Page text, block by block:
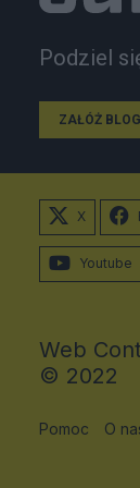
Podziel
ZAŁÓŻ BLOG
X
Youtube
Web
© 2022
Pomoc O